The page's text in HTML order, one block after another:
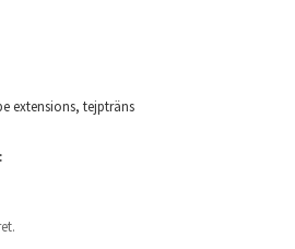
extensions, tejpträns